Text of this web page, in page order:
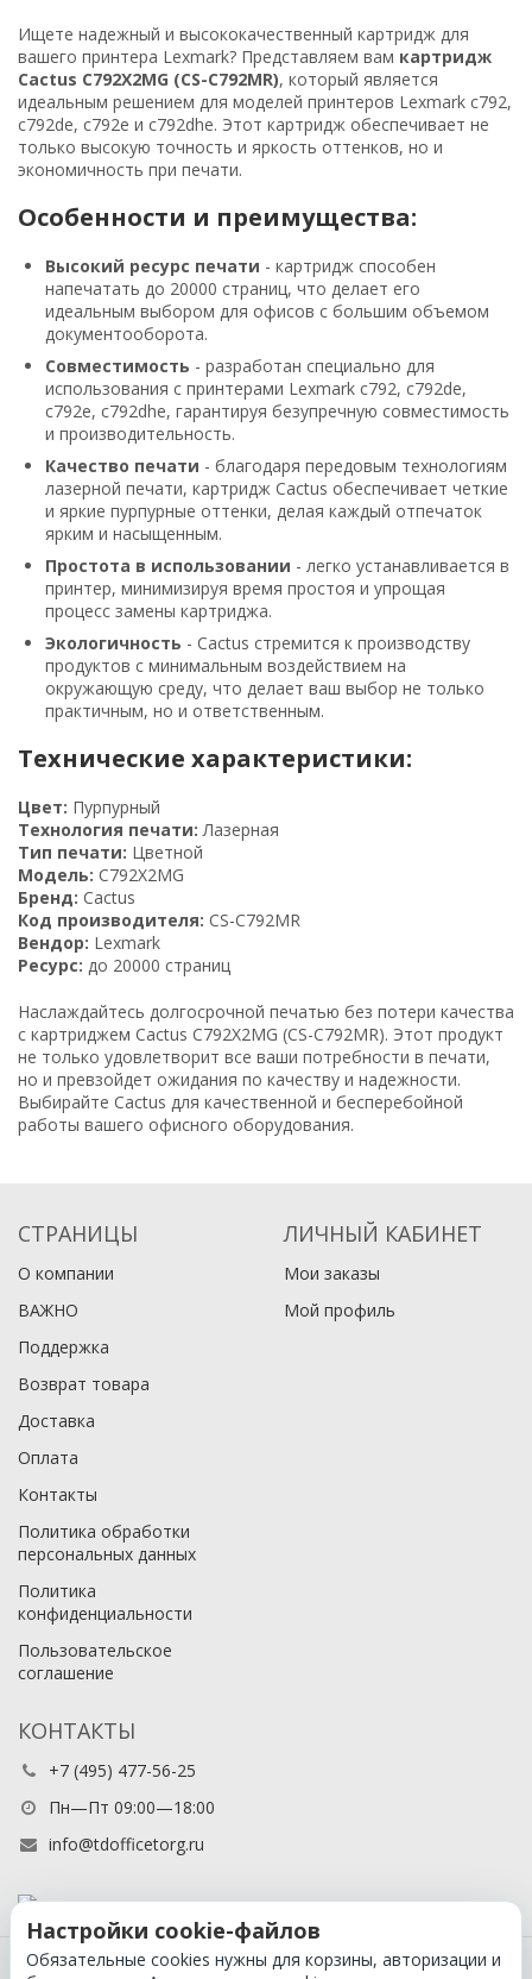
Ищете надежный и высококачественный картридж для
вашего принтера Lexmark? Представляем вам картридж
Cactus C792X2MG (CS-C792MR), который является
идеальным решением для моделей принтеров Lexmark c792,
c792de, c792e и c792dhe. Этот картридж обеспечивает не
только высокую точность и яркость оттенков, но и
экономичность при печати.
Особенности и преимущества:
Высокий ресурс печати - картридж способен
напечатать до 20000 страниц, что делает его
идеальным выбором для офисов с большим объемом
документооборота.
Совместимость - разработан специально для
использования с принтерами Lexmark c792, c792de,
c792e, c792dhe, гарантируя безупречную совместимость
и производительность.
Качество печати - благодаря передовым технологиям
лазерной печати, картридж Cactus обеспечивает четкие
и яркие пурпурные оттенки, делая каждый отпечаток
ярким и насыщенным.
Простота в использовании - легко устанавливается в
принтер, минимизируя время простоя и упрощая
процесс замены картриджа.
Экологичность - Cactus стремится к производству
продуктов с минимальным воздействием на
окружающую среду, что делает ваш выбор не только
практичным, но и ответственным.
Технические характеристики:
Цвет: Пурпурный
Технология печати: Лазерная
Тип печати: Цветной
Модель: C792X2MG
Бренд: Cactus
Код производителя: CS-C792MR
Вендор: Lexmark
Ресурс: до 20000 страниц
Наслаждайтесь долгосрочной печатью без потери качества
с картриджем Cactus C792X2MG (CS-C792MR). Этот продукт
не только удовлетворит все ваши потребности в печати,
но и превзойдет ожидания по качеству и надежности.
Выбирайте Cactus для качественной и бесперебойной
работы вашего офисного оборудования.
СТРАНИЦЫ
О компании
ВАЖНО
Поддержка
Возврат товара
Доставка
Оплата
Контакты
Политика обработки
персональных данных
Политика
конфиденциальности
Пользовательское
соглашение
ЛИЧНЫЙ КАБИНЕТ
Мои заказы
Мой профиль
КОНТАКТЫ
+7 (495) 477-56-25
Пн—Пт 09:00—18:00
info@tdofficetorg.ru
© 2026 Официальный партнер Cactus в России
Настройки cookie-файлов
Обязательные cookies нужны для корзины, авторизации и